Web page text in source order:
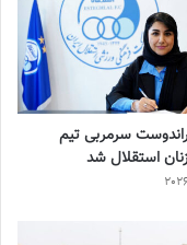
سرمربی تیم
استقلال شد